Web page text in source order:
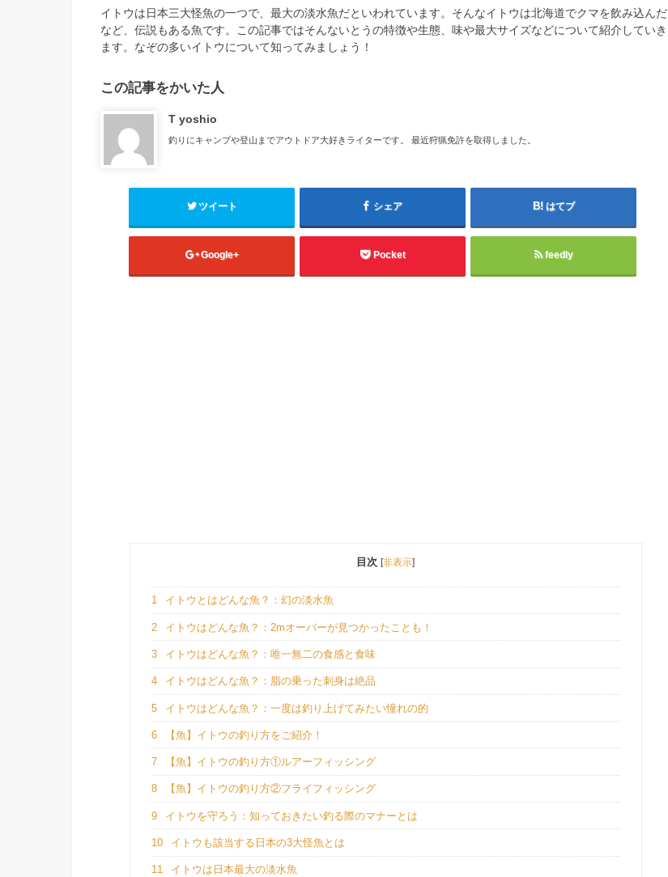
イトウは日本三大怪魚の一つで、最大の淡水魚だといわれています。そんなイトウは北海道でクマを飲み込んだ
など、伝説もある魚です。この記事ではそんないとうの特徴や生態、味や最大サイズなどについて紹介していき
ます。なぞの多いイトウについて知ってみましょう！
この記事をかいた人
T yoshio
釣りにキャンプや登山までアウトドア大好きライターです。 最近狩猟免許を取得しました。
ツイート シェア はてブ
Google+ Pocket feedly
目次 [非表示]
1 イトウとはどんな魚？：幻の淡水魚
2 イトウはどんな魚？：2mオーバーが見つかったことも！
3 イトウはどんな魚？：唯一無二の食感と食味
4 イトウはどんな魚？：脂の乗った刺身は絶品
5 イトウはどんな魚？：一度は釣り上げてみたい憧れの的
6 【魚】イトウの釣り方をご紹介！
7 【魚】イトウの釣り方①ルアーフィッシング
8 【魚】イトウの釣り方②フライフィッシング
9 イトウを守ろう：知っておきたい釣る際のマナーとは
10 イトウも該当する日本の3大怪魚とは
11 イトウは日本最大の淡水魚